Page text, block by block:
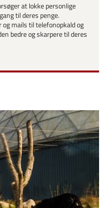
at lokke personlige
til deres penge.
mails til telefonopkald og
bedre og skarpere til deres